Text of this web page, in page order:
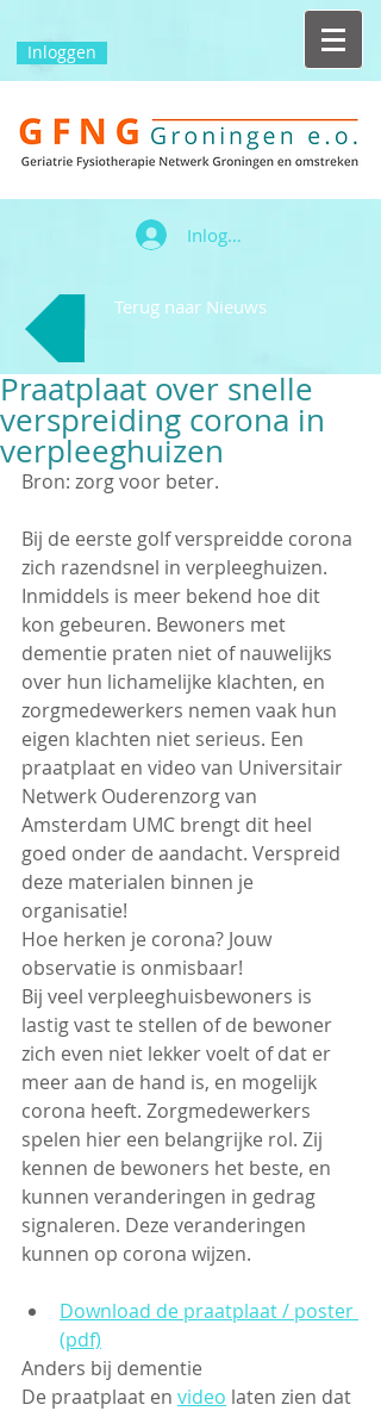
Inloggen
Inloggen
Terug naar Nieuws
Praatplaat over snelle
verspreiding corona in
verpleeghuizen
Bron: zorg voor beter.
Bij de eerste golf verspreidde corona
zich razendsnel in verpleeghuizen.
Inmiddels is meer bekend hoe dit
kon gebeuren. Bewoners met
dementie praten niet of nauwelijks
over hun lichamelijke klachten, en
zorgmedewerkers nemen vaak hun
eigen klachten niet serieus. Een
praatplaat en video van Universitair
Netwerk Ouderenzorg van
Amsterdam UMC brengt dit heel
goed onder de aandacht. Verspreid
deze materialen binnen je
organisatie!
Hoe herken je corona? Jouw
observatie is onmisbaar!
Bij veel verpleeghuisbewoners is
lastig vast te stellen of de bewoner
zich even niet lekker voelt of dat er
meer aan de hand is, en mogelijk
corona heeft. Zorgmedewerkers
spelen hier een belangrijke rol. Zij
kennen de bewoners het beste, en
kunnen veranderingen in gedrag
signaleren. Deze veranderingen
kunnen op corona wijzen.
Download de praatplaat / poster
(pdf)
Anders bij dementie
De praatplaat en video laten zien dat